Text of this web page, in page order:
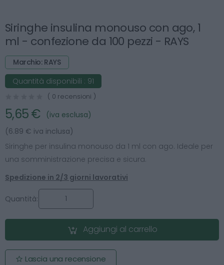
Siringhe insulina monouso con ago, 1
ml - confezione da 100 pezzi - RAYS
Marchio: RAYS
Quantità disponibili : 91
( 0 recensioni )
5,65 €
(iva esclusa)
(6.89 € iva inclusa)
Siringhe per insulina monouso da 1 ml con ago. Ideale per
una somministrazione precisa e sicura.
Spedizione in 2/3 giorni lavorativi
Quantità:
Aggiungi al carrello
Lascia una recensione